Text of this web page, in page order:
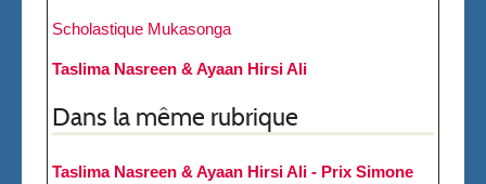
Scholastique Mukasonga
Taslima Nasreen & Ayaan Hirsi Ali
Dans la même rubrique
Taslima Nasreen & Ayaan Hirsi Ali - Prix Simone